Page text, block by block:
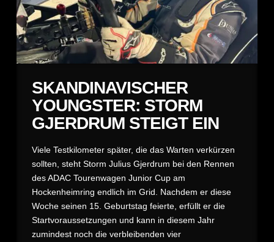
SKANDINAVISCHER
YOUNGSTER: STORM
GJERDRUM STEIGT EIN
Viele Testkilometer später, die das Warten verkürzen
sollten, steht Storm Julius Gjerdrum bei den Rennen
des ADAC Tourenwagen Junior Cup am
Hockenheimring endlich im Grid. Nachdem er diese
Woche seinen 15. Geburtstag feierte, erfüllt er die
Startvoraussetzungen und kann in diesem Jahr
zumindest noch die verbleibenden vier